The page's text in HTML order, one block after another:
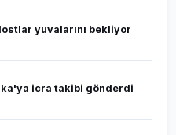
yuvalarını bekliyor
icra takibi gönderdi